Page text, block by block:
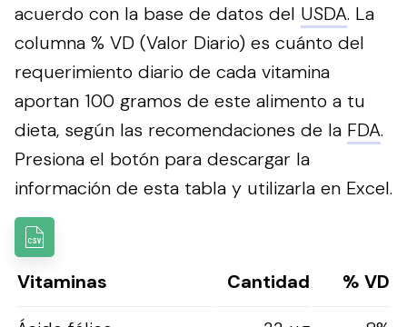
acuerdo con la base de datos del USDA. La
columna % VD (Valor Diario) es cuánto del
requerimiento diario de cada vitamina
aportan 100 gramos de este alimento a tu
dieta, según las recomendaciones de la FDA.
Presiona el botón para descargar la
información de esta tabla y utilizarla en Excel.
Vitaminas Cantidad
% VD